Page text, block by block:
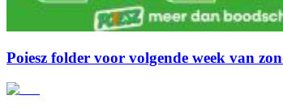
Poiesz folder voor volgende week van